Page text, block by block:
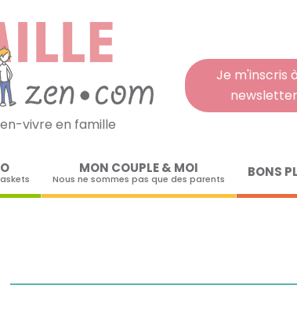
Je m'inscris
newsletter
vivre en famille
MON COUPLE & MOI
Nous ne sommes pas que des parents BONS